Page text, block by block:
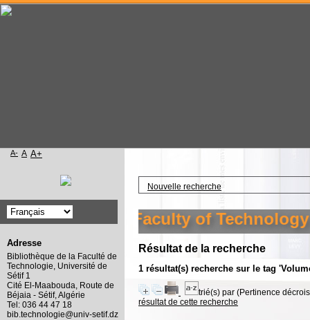
Nouvelle recherche
library of the Faculty of Technology
Résultat de la recherche
1 résultat(s) recherche sur le tag
trié(s) par (Pertinence
résultat de cette recherche
Accueil
A- A A+
Adresse
Bibliothèque de la Faculté de
Technologie, Université de
Sétif 1
Cité El-Maabouda, Route de
Béjaia - Sétif, Algérie
Tel: 036 44 47 18
bib.technologie@univ-setif.dz